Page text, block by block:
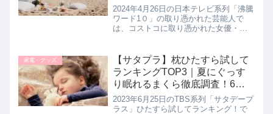
2024年4月26日の日本テレビ系列「沸騰
ワード1０」の取り憑かれた芸能人で
は、コストコに取り憑かれた女優・矢
べき最新アイテムから矢田さん愛用品
までを徹底的に教えてくれたの...
家電・グッズ
【サタプラ】枕ひたすら試して
ランキングTOP3｜夏にぐっす
り眠れるまくら徹底調査！6月
25日【サタデープラス 夏スペシ
ャル】
2023年6月25日のTBS系列「サタデープ
ラス」ひたすら試してランキング！で